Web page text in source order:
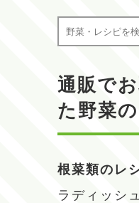
通販で
た野菜
根菜類のレ
ラディッシ